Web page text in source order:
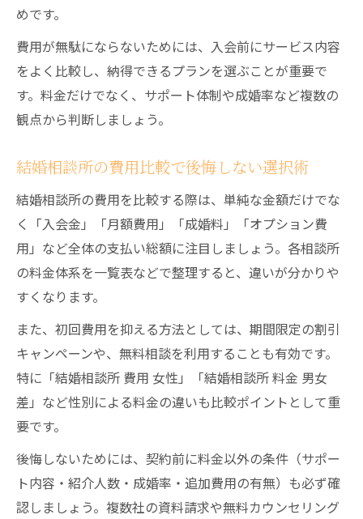
めです。
費用が無駄にならないためには、入会前にサービス内容
をよく比較し、納得できるプランを選ぶことが重要で
す。料金だけでなく、サポート体制や成婚率など複数の
観点から判断しましょう。
結婚相談所の費用比較で後悔しない選択術
結婚相談所の費用を比較する際は、単純な金額だけでな
く「入会金」「月額費用」「成婚料」「オプション費
用」など全体の支払い総額に注目しましょう。各相談所
の料金体系を一覧表などで整理すると、違いが分かりや
すくなります。
また、初回費用を抑える方法としては、期間限定の割引
キャンペーンや、無料相談を利用することも有効です。
特に「結婚相談所 費用 女性」「結婚相談所 料金 男女
差」など性別による料金の違いも比較ポイントとして重
要です。
後悔しないためには、契約前に料金以外の条件（サポー
ト内容・紹介人数・成婚率・追加費用の有無）も必ず確
認しましょう。複数社の資料請求や無料カウンセリング